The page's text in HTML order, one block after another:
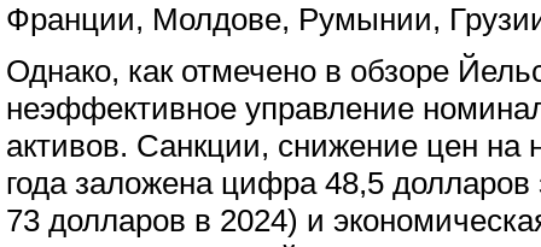
Франции, Молдове, Румынии,
Однако, как отмечено в обзоре
неэффективное управление
активов. Санкции, снижение цен на
года заложена цифра 48,5 долларов
73 долларов в 2024) и